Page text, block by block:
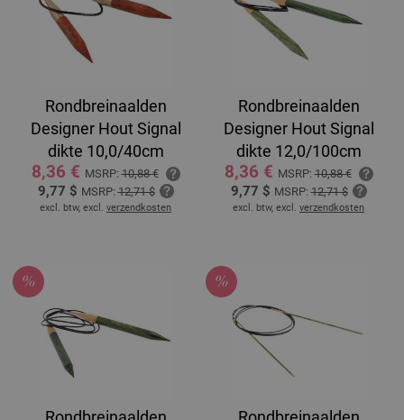
Rondbreinaalden
Designer Hout Signal
dikte 10,0/40cm
8,36 € MSRP:10,88 €
9,77 $ MSRP:12,71 $
excl. btw, excl. verzendkosten
Rondbreinaalden
Designer Hout Signal
dikte 12,0/100cm
8,36 € MSRP:10,88 €
9,77 $ MSRP:12,71 $
excl. btw, excl. verzendkosten